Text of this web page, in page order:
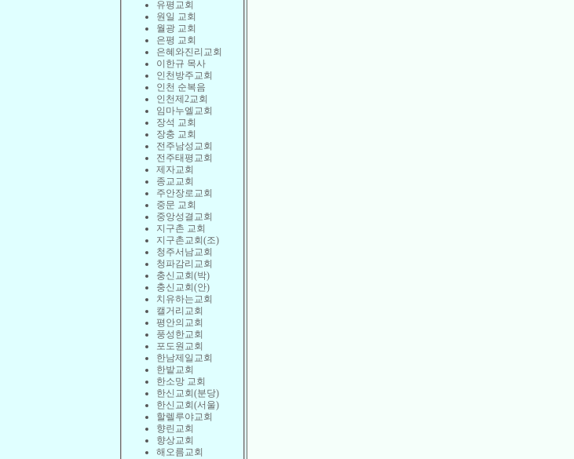
유평교회
원일 교회
월광 교회
은평 교회
은혜와진리교회
이한규 목사
인천방주교회
인천 순복음
인천제2교회
임마누엘교회
장석 교회
장충 교회
전주남성교회
전주태평교회
제자교회
종교교회
주안장로교회
중문 교회
중앙성결교회
지구촌 교회
지구촌교회(조)
청주서남교회
청파감리교회
충신교회(박)
충신교회(안)
치유하는교회
캘거리교회
평안의교회
풍성한교회
포도원교회
한남제일교회
한밭교회
한소망 교회
한신교회(분당)
한신교회(서울)
할렐루야교회
향린교회
향상교회
해오름교회